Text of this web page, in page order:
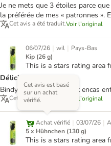
Je ne mets que 3 étoiles parce
la préférée de mes « patronnes ».
Cet avis a été traduit.Voir l’original
06/07/26 | wil | Pays-Bas
Kip (26 g)
This is a stars rating area
Délicieux
Bindy en raffole. Un petit encas
Cet avis a été traduit. Voir l’original
Achat vérifié
Cet avis est basé
sur un achat
vérifié.
| 03/07/26 |
5 x Hühnchen (130 g)
This is a stars rating area